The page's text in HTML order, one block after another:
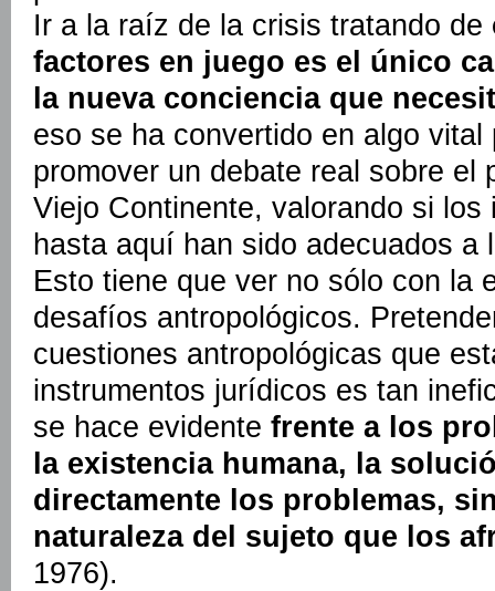
Ir a la raíz de la crisis tratando de
factores en juego es el único
la nueva conciencia que
eso se ha convertido en algo
promover un debate real sobre el
Viejo Continente, valorando si
hasta aquí han sido adecuados a
Esto tiene que ver no sólo con la
desafíos antropológicos.
cuestiones antropológicas que
instrumentos jurídicos es tan
se hace evidente frente a los
la existencia humana, la
directamente los problemas,
naturaleza del sujeto que los
1976).